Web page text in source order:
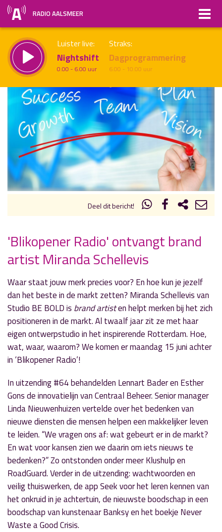
RADIO AALSMEER
Luister live:
Nightshift
0.00 - 6.00 uur
Straks:
Dagprogrammering
6.00 - 10.00 uur
Vorig uur uur 1 van x Volgend uur
Inklappen
Deel dit bericht!
« Vorig nieuwsbericht
Drie uur ‘DownTown Radio & TV’
10 juni 2020
» Volgend nieuwsbericht
‘De Top 10 van...’ Chaia van der Heide
12 juni 2020
'Blikopener Radio' ontvangt brand
artist Miranda Schellevis
Waar staat jouw merk precies voor? En hoe kun je jezelf
dan het beste in de markt zetten? Miranda Schellevis van
Studio BE BOLD is brand artisten helpt merken bij het zich
positioneren in de markt. Al twaalf jaar zit ze met haar
eigen ontwerpstudio in het inspirerende Rotterdam. Hoe,
wat, waar, waarom? We komen er maandag 15 juni achter
in ‘Blikopener Radio’!
In uitzending #64 behandelden Lennart Bader en Esther
Gons de innovatielijn van Centraal Beheer. Senior manager
Linda Nieuwenhuizen vertelde over het bedenken van
nieuwe diensten die mensen helpen een makkelijker leven
te leiden. “We vragen ons af: wat gebeurt er in de markt?
En wat voor kansen zien we daarin om iets nieuws te
bedenken?” Zo ontstonden onder meer Klushulp en
RoadGuard. Verder in de uitzending: wachtwoorden en
veilig thuiswerken, de app Seek voor het leren kennen van
het onkruid in je achtertuin, de nieuwste boodschap in een
boodschap van kunstenaar Banksy en het boekje Never
Waste a Good Crisis.